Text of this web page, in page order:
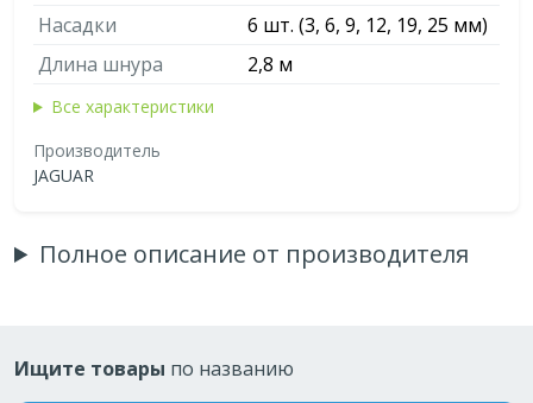
Насадки
6 шт. (3, 6, 9, 12, 19, 25 мм)
Длина шнура
2,8 м
Все характеристики
Производитель
JAGUAR
Полное описание от производителя
Ищите товары по названию